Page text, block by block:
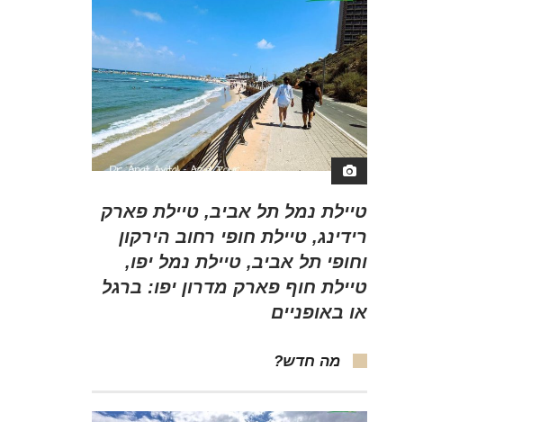
טיילת נמל תל אביב, טיילת פארק
רידינג, טיילת חופי רחוב הירקון
וחופי תל אביב, טיילת נמל יפו,
טיילת חוף פארק מדרון יפו: ברגל
או באופניים
מה חדש?